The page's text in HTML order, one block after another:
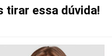
tirar essa dúvida!